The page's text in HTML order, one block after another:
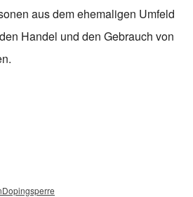
aus dem ehemaligen Umfeld
Handel und den Gebrauch von
Dopingsperre